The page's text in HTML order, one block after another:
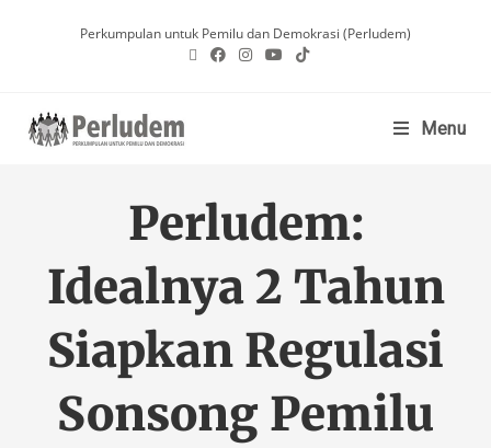
Perkumpulan untuk Pemilu dan Demokrasi (Perludem)
Menu
Perludem:
Idealnya 2 Tahun
Siapkan Regulasi
Sonsong Pemilu